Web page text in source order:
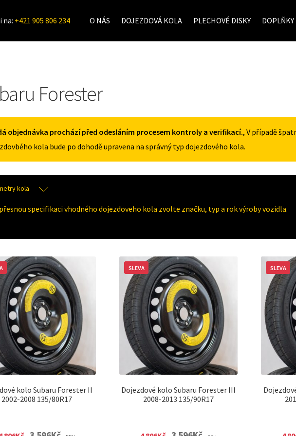
na: +421 905 806 234 O NÁS DOJEZDOVÁ KOLA PLECHOVÉ DISKY DOPLŇKY
Forester
objednávka prochází před odesláním procesem kontroly a verifikací., V případě
kola bude po dohodě upravena na správný typ dojezdového kola.
kola
specifikaci vhodného dojezdoveho kola zvolte značku, typ a rok výroby vozidla.
kolo Subaru Forester II
2002-2008 135/80R17
Original
Current
Dojezdové kolo Subaru Forester III
2008-2013 135/90R17
SLEVA
Original
Current
SLEVA